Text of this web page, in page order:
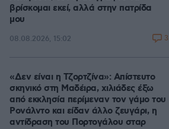
βρίσκομαι εκεί, αλλά στην πατρίδα
μου
08.08.2026, 15:02 3
«Δεν είναι η Τζορτζίνα»: Απίστευτο
σκηνικό στη Μαδέιρα, χιλιάδες έξω
από εκκλησία περίμεναν τον γάμο του
Ρονάλντο και είδαν άλλο ζευγάρι, η
αντίδραση του Πορτογάλου σταρ